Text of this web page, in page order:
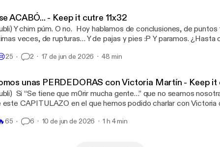
primer episodio cuenta con los nuevos Aquarius Extra, con
que ayudan a mantener la vitalidad durante el día para
están disponibles en dos sabores: Manzana-Kiwi y
disfrutad del episodio y contadnos en comentarios... ¿con cuál
#SIGUEAdelante Gracias también a Gingko Sky Bar por dejarnos
en su increíble terraza. ✨
ACABÓ... - Keep it cutre 11x32
púm. O no. Hoy hablamos de conclusiones, de puntos finales, de
veces, de rupturas… Y de pajas y pies :P Y paramos. ¿Hasta cuando? Quién
haber patrocinado toda la temporada y porque con
25 2 17 de jun de 2026 48 min
unas PERDEDORAS con Victoria Martín - Keep it
que no seamos nosotras. No después
este CAPITULAZO en el que hemos podido charlar con Victoria
de las mejores series del año y la cantidad de veces que nuestra
65 6 10 de jun de 2026 1 h 4 min